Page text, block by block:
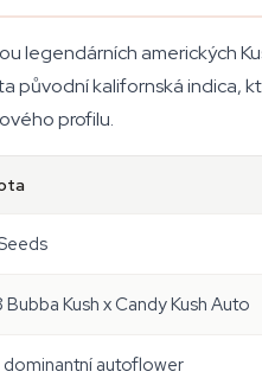
legendárních amerických
kalifornská indica,
profilu.
Kush x Candy Kush Auto
dominantní autoflower